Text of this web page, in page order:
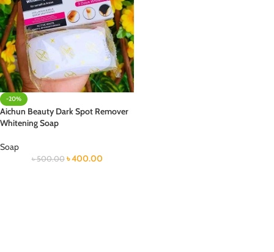
-20%
Aichun Beauty Dark Spot Remover
Whitening Soap
Soap
৳500.00 ৳400.00